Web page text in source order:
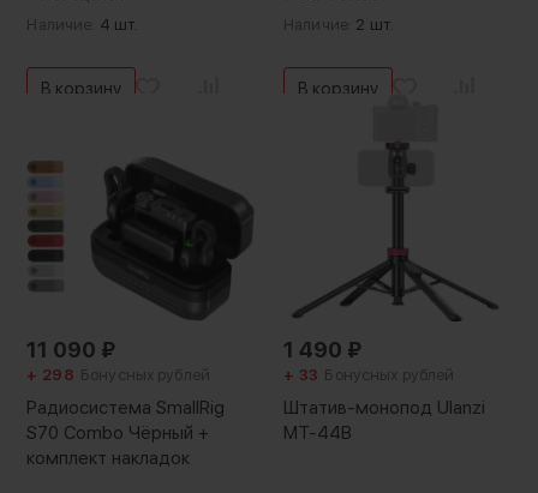
Наличие: 4 шт.
В корзину
Наличие: 2 шт.
В корзину
11 090 ₽
+ 298 Бонусных рублей
Радиосистема SmallRig
S70 Combo Чёрный +
комплект накладок
1 490 ₽
+ 33 Бонусных рублей
Штатив-монопод Ulanzi
MT-44B